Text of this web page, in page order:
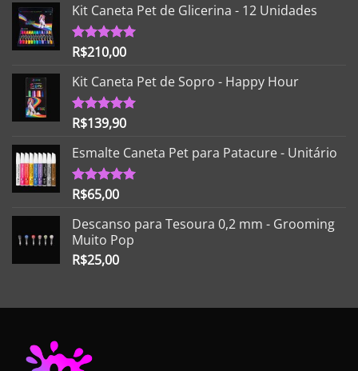
Kit Caneta Pet de Glicerina - 12 Unidades
Avaliação
R$210,00
Kit Caneta Pet de Sopro - Happy Hour
Avaliação
R$139,90
Esmalte Caneta Pet para Patacure - Unitário
Avaliação
R$65,00
Descanso para Tesoura 0,2 mm - Grooming
Muito Pop
R$25,00